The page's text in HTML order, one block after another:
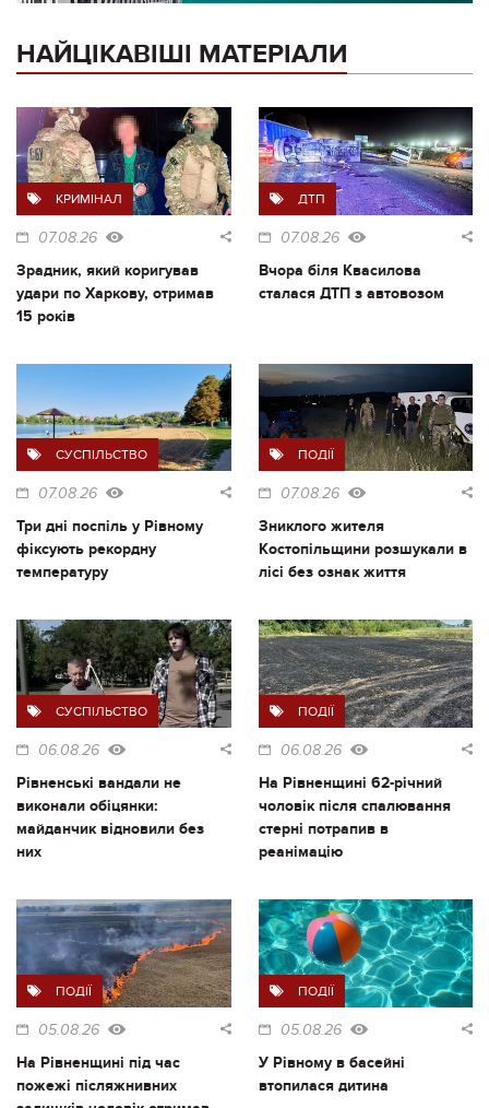
НАЙЦІКАВІШІ МАТЕРІАЛИ
КРИМІНАЛ
07.08.26
Зрадник, який коригував
удари по Харкову, отримав
15 років
ДТП
07.08.26
Вчора біля Квасилова
сталася ДТП з автовозом
СУСПІЛЬСТВО
07.08.26
Три дні поспіль у Рівному
фіксують рекордну
температуру
ПОДІЇ
07.08.26
Зниклого жителя
Костопільщини розшукали в
лісі без ознак життя
СУСПІЛЬСТВО
06.08.26
Рівненські вандали не
виконали обіцянки:
майданчик відновили без
них
ПОДІЇ
06.08.26
На Рівненщині 62-річний
чоловік після спалювання
стерні потрапив в
реанімацію
ПОДІЇ
05.08.26
На Рівненщині під час
пожежі післяжнивних
ПОДІЇ
05.08.26
У Рівному в басейні
втопилася дитина